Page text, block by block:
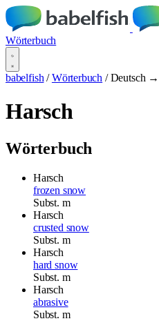
Wörterbuch
babelfish / Wörterbuch / Deutsch
Harsch
Wörterbuch
Harsch
frozen snow
Subst. m
Harsch
crusted snow
Subst. m
Harsch
hard snow
Subst. m
Harsch
abrasive
Subst. m